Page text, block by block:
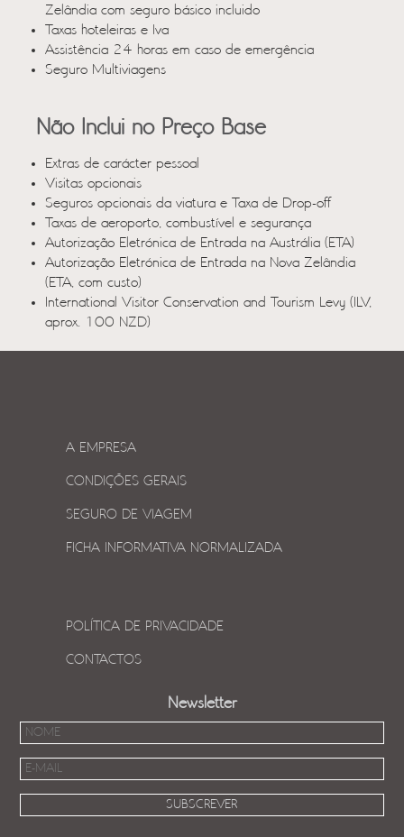
Zelândia com seguro básico incluido
Taxas hoteleiras e Iva
Assistência 24 horas em caso de emergência
Seguro Multiviagens
Não Inclui no Preço Base
Extras de carácter pessoal
Visitas opcionais
Seguros opcionais da viatura e Taxa de Drop-off
Taxas de aeroporto, combustível e segurança
Autorização Eletrónica de Entrada na Austrália (ETA)
Autorização Eletrónica de Entrada na Nova Zelândia
(ETA, com custo)
International Visitor Conservation and Tourism Levy (ILV,
aprox. 100 NZD)
A EMPRESA
CONDIÇÕES GERAIS
SEGURO DE VIAGEM
FICHA INFORMATIVA NORMALIZADA
POLÍTICA DE PRIVACIDADE
CONTACTOS
Newsletter